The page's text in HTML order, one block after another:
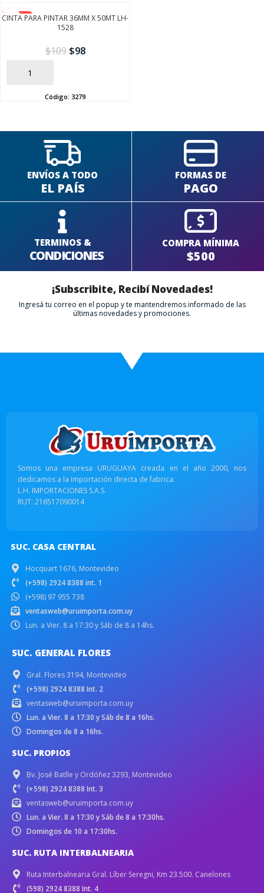
-10%
CINTA PARA PINTAR 36MM X 50MT LH-
1528
$109 $98
AÑADIR
Código: 3279
ENVÍOS A TODO
EL PAÍS
FORMAS DE
PAGO
TERMINOS &
CONDICIONES
COMPRA MÍNIMA
$500
¡Subscribite, Recibí Novedades!
Ingresá tu correo en el popup y te mantendremos informado de las
últimas novedades y promociones.
Somos una empresa URUGUAYA creada en el año 2000, nos
dedicamos a la importación directa de fabrica.
L.H. IMPORTACIONES S.A.S.
RUT: 216517090014
SUC. CASA CENTRAL
Hocquart 1676, Montevideo
(+598) 2924 8388 int. 1
(+598) 97 955 738
ventasweb@uruimporta.com.uy
Lun. a Vier. 8 a 17:30 y Sáb de 8 a 14hs.
SUC. GENERAL FLORES
Gral. Flores 3194, Montevideo
(+598) 2924 8388 Int. 2
ventasweb@uruimporta.com.uy
Lun. a Vier. 8 a 17:30 y Sáb de 8 a 16hs.
Domingos de 8 a 16hs.
SUC. PROPIOS
Bv. José Batlle y Ordóñez 3293, Montevideo
(+598) 2924 8388 Int. 3
ventasweb@uruimporta.com.uy
Lun. a Vier. 8 a 17:30 y Sáb de 8 a 17:30hs.
Domingos de 10 a 17:30hs.
SUC. RUTA INTERBALNEARIA
Ruta Interbalnearia Gral. Líber Seregni, Km 23.500. Canelones
(598) 2924 8388 Int. 4